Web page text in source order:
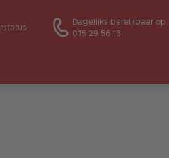
Dagelijks bereikbaar op:
015 29 56 13